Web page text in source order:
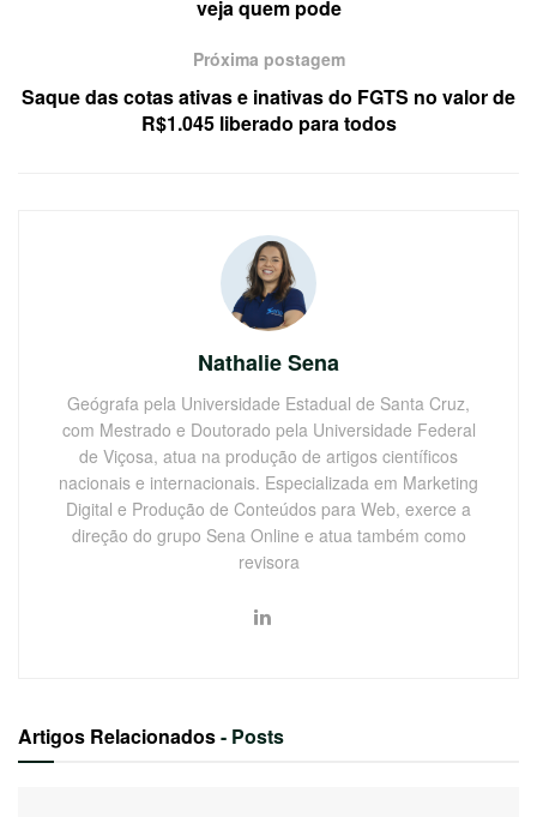
veja quem pode
Próxima postagem
Saque das cotas ativas e inativas do FGTS no valor de
R$1.045 liberado para todos
Nathalie Sena
Geógrafa pela Universidade Estadual de Santa Cruz,
com Mestrado e Doutorado pela Universidade Federal
de Viçosa, atua na produção de artigos científicos
nacionais e internacionais. Especializada em Marketing
Digital e Produção de Conteúdos para Web, exerce a
direção do grupo Sena Online e atua também como
revisora
Artigos Relacionados- Posts